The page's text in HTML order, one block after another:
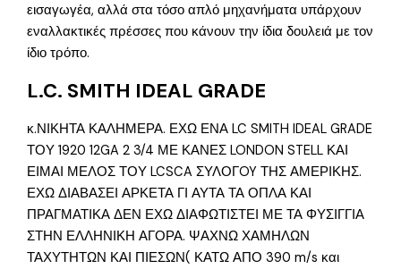
εισαγωγέα, αλλά στα τόσο απλό μηχανήματα υπάρχουν
εναλλακτικές πρέσσες που κάνουν την ίδια δουλειά με τον
ίδιο τρόπο.
L.C. SMITH IDEAL GRADE
κ.ΝΙΚΗΤΑ ΚΑΛΗΜΕΡΑ. ΕΧΩ ΕΝΑ LC SMITH IDEAL GRADE
ΤΟΥ 1920 12GA 2 3/4 ΜΕ ΚΑΝΕΣ LONDON STELL ΚΑΙ
ΕΙΜΑΙ ΜΕΛΟΣ ΤΟΥ LCSCA ΣΥΛΟΓOY ΤΗΣ ΑΜΕΡΙΚΗΣ.
ΕΧΩ ΔΙΑΒΑΣΕΙ ΑΡΚΕΤΑ ΓΙ ΑΥΤΑ ΤΑ ΟΠΛΑ ΚΑΙ
ΠΡΑΓΜΑΤΙΚΑ ΔΕΝ ΕΧΩ ΔΙΑΦΩΤΙΣΤΕΙ ΜΕ ΤΑ ΦΥΣΙΓΓΙΑ
ΣΤΗΝ ΕΛΛΗΝΙΚΗ ΑΓΟΡΑ. ΨΑΧΝΩ ΧΑΜΗΛΩΝ
ΤΑΧΥΤΗΤΩΝ ΚΑΙ ΠΙΕΣΩΝ( ΚΑΤΩ ΑΠΟ 390 m/s και